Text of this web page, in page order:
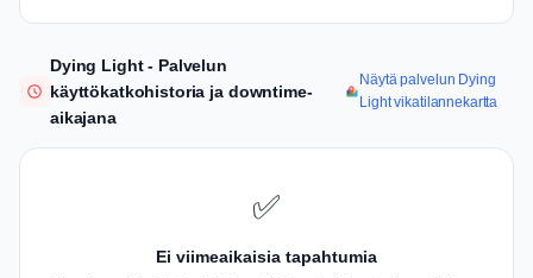
Dying Light - Palvelun
käyttökatkohistoria ja downtime-
aikajana
Näytä palvelun Dying
Light vikatilannekartta
✅
Ei viimeaikaisia tapahtumia